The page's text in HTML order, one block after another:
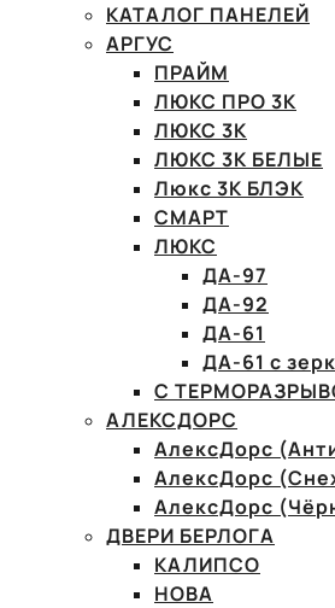
КАТАЛОГ ПАНЕЛЕЙ
АРГУС
ПРАЙМ
ЛЮКС ПРО 3К
ЛЮКС 3К
ЛЮКС 3К БЕЛЫЕ
Люкс 3К БЛЭК
СМАРТ
ЛЮКС
ДА-97
ДА-92
ДА-61
ДА-61 с
С
АЛЕКСДОРС
АлексДорс
АлексДорс
АлексДорс
ДВЕРИ БЕРЛОГА
КАЛИПСО
НОВА